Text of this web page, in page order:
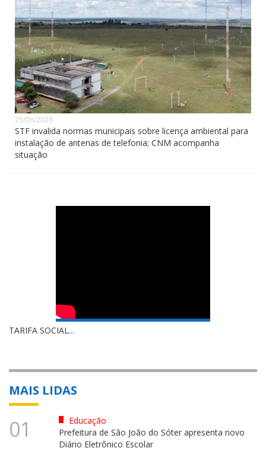
25/06/2026
STF invalida normas municipais sobre licença ambiental para
instalação de antenas de telefonia; CNM acompanha
situação
TARIFA SOCIAL...
MAIS LIDAS
01
Educação
Prefeitura de São João do Sóter apresenta novo
Diário Eletrônico Escolar